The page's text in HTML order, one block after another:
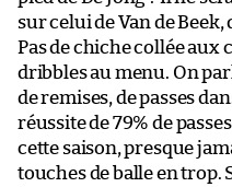
sur celui de Van de
Pas de chiche collée aux
dribbles au menu. On
de remises, de passes
réussite de 79% de
cette saison, presque
touches de balle en trop.